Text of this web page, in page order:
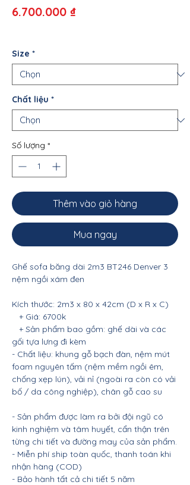
6.700.000 ₫Giá
Size *
Chất liệu *
Số lượng *
Thêm vào giỏ hàng
Mua ngay
Ghế sofa băng dài 2m3 BT246 Denver 3
nệm ngồi xám đen
Kích thước: 2m3 x 80 x 42cm (D x R x C)
+ Giá: 6700k
+ Sản phẩm bao gồm: ghế dài và các
gối tựa lưng đi kèm
- Chất liệu: khung gỗ bạch đàn, nệm mút
foam nguyên tấm (nệm mềm ngồi êm,
chống xẹp lún), vải nỉ (ngoài ra còn có vải
bố / da công nghiệp), chân gỗ cao su
- Sản phẩm được làm ra bởi đội ngũ có
kinh nghiệm và tâm huyết, cẩn thận trên
từng chi tiết và đường may của sản phẩm.
- Miễn phí ship toàn quốc, thanh toán khi
nhận hàng (COD)
- Bảo hành tất cả chi tiết 5 năm